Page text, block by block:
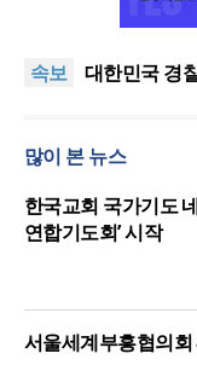
속보
한기연 “전
27.8%, 중증
대한민국 경
주길”
한기연 “전쟁
정신건강
27.8%, 중증
많이 본 뉴스
한국교회 국가기도
연합기도회’ 시작
서울세계부흥협의